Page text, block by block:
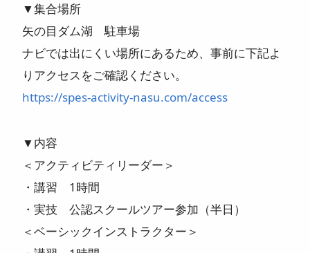
▼集合場所
矢の目ダム湖 駐車場
ナビでは出にくい場所にあるため、事前に下記よ
りアクセスをご確認ください。
https://spes-activity-nasu.com/access
▼内容
＜アクティビティリーダー＞
・講習 1時間
・実技 公認スクールツアー参加（半日）
＜ベーシックインストラクター＞